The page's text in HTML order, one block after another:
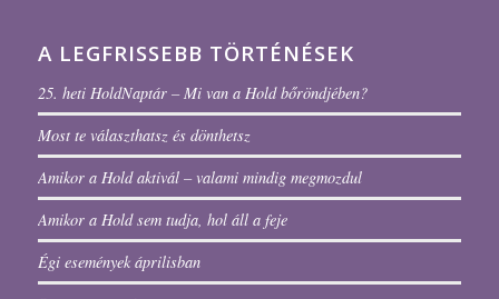
A LEGFRISSEBB TÖRTÉNÉSEK
25. heti HoldNaptár – Mi van a Hold bőröndjében?
Most te választhatsz és dönthetsz
Amikor a Hold aktivál – valami mindig megmozdul
Amikor a Hold sem tudja, hol áll a feje
Égi események áprilisban